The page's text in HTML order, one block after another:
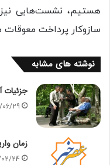
هستیم، نشست‌هایی نیز
سازوکار پرداخت
نوشته های مشابه
جزئیات
06/29
زمان
02/24